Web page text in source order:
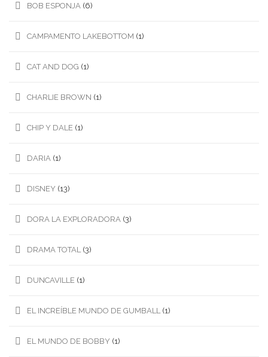
BOB ESPONJA (6)
CAMPAMENTO LAKEBOTTOM (1)
CAT AND DOG (1)
CHARLIE BROWN (1)
CHIP Y DALE (1)
DARIA (1)
DISNEY (13)
DORA LA EXPLORADORA (3)
DRAMA TOTAL (3)
DUNCAVILLE (1)
EL INCREÍBLE MUNDO DE GUMBALL (1)
EL MUNDO DE BOBBY (1)